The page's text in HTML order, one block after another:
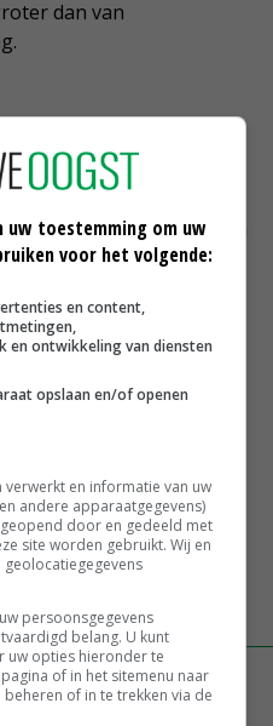
dan van
we met de slogan
hierachter is dat we
meer klantgericht gaan
nodig om
meer de markt
uit. 'We willen de
manier in de markt
zet in op kwaliteit en
uw toestemming om uw
voor het volgende:
en content,
en ontwikkeling van diensten
opslaan en/of openen
en informatie van uw
andere apparaatgegevens)
door en gedeeld met
site worden gebruikt. Wij en
persoonsgegevens
belang. U kunt
uw opties hieronder te
of in het sitemenu naar
of in te trekken via de